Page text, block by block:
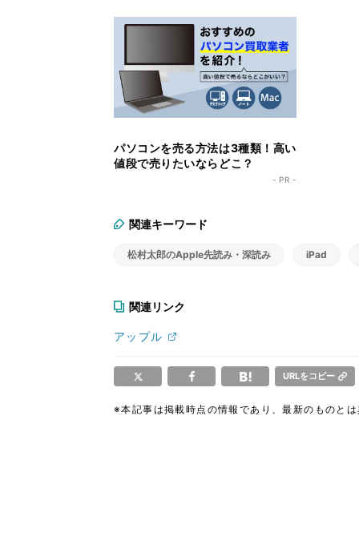
パソコンを売る方法は3種類！高い
値段で売りたいならどこ？
- PR -
関連キーワード
松村太郎のApple先読み・深読み iPad
関連リンク
アップル
URLをコピー
※本記事は掲載時点の情報であり、最新のものと